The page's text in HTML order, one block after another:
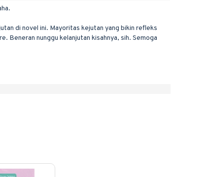
di novel ini. Mayoritas kejutan yang bikin refleks
Beneran nunggu kelanjutan kisahnya, sih. Semoga